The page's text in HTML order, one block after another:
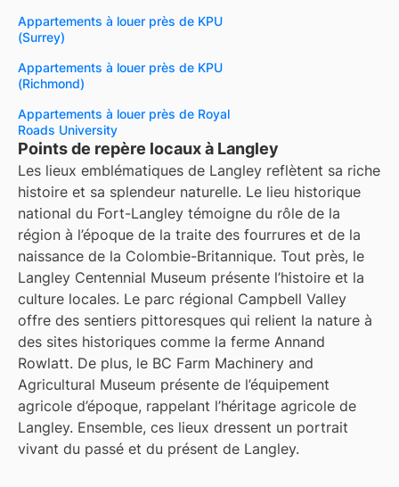
Appartements à louer près de KPU
(Surrey)
Appartements à louer près de KPU
(Richmond)
Appartements à louer près de Royal
Roads University
Points de repère locaux à Langley
Les lieux emblématiques de Langley reflètent sa riche
histoire et sa splendeur naturelle. Le lieu historique
national du Fort-Langley témoigne du rôle de la
région à l’époque de la traite des fourrures et de la
naissance de la Colombie-Britannique. Tout près, le
Langley Centennial Museum présente l’histoire et la
culture locales. Le parc régional Campbell Valley
offre des sentiers pittoresques qui relient la nature à
des sites historiques comme la ferme Annand
Rowlatt. De plus, le BC Farm Machinery and
Agricultural Museum présente de l’équipement
agricole d’époque, rappelant l’héritage agricole de
Langley. Ensemble, ces lieux dressent un portrait
vivant du passé et du présent de Langley.